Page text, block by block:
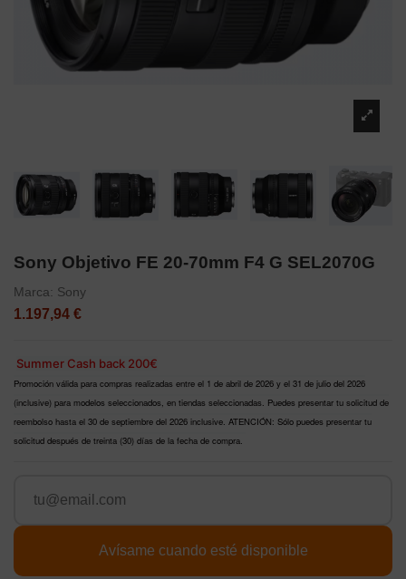
Sony Objetivo FE 20-70mm F4 G SEL2070G
Marca: Sony
1.197,94 €
Summer Cash back 200€
Promoción válida para compras realizadas entre el 1 de abril de 2026 y el 31 de julio del 2026
(inclusive) para modelos seleccionados, en tiendas seleccionadas. Puedes presentar tu solicitud de
reembolso hasta el 30 de septiembre del 2026 inclusive. ATENCIÓN: Sólo puedes presentar tu
solicitud después de treinta (30) días de la fecha de compra.